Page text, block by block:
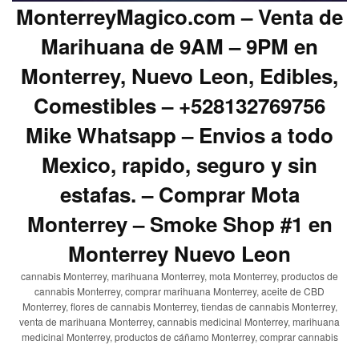
MonterreyMagico.com – Venta de
Marihuana de 9AM – 9PM en
Monterrey, Nuevo Leon, Edibles,
Comestibles – +528132769756
Mike Whatsapp – Envios a todo
Mexico, rapido, seguro y sin
estafas. – Comprar Mota
Monterrey – Smoke Shop #1 en
Monterrey Nuevo Leon
cannabis Monterrey, marihuana Monterrey, mota Monterrey, productos de
cannabis Monterrey, comprar marihuana Monterrey, aceite de CBD
Monterrey, flores de cannabis Monterrey, tiendas de cannabis Monterrey,
venta de marihuana Monterrey, cannabis medicinal Monterrey, marihuana
medicinal Monterrey, productos de cáñamo Monterrey, comprar cannabis